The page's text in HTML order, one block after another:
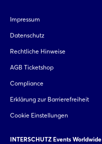
Impressum
Datenschutz
Rechtliche Hinweise
AGB Ticketshop
Compliance
Erklärung zur Barrierefreiheit
Cookie Einstellungen
INTERSCHUTZ Events Worldwide